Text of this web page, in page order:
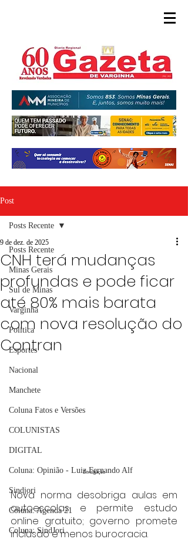
Post
Posts Recente
Minas Gerais
Sul de Minas
Varginha
Política
Esportes
Nacional
Manchete
Coluna Fatos e Versões
COLUNISTAS
DIGITAL
Coluna: Opinião - Luiz Fernando Alf
Sindjori
Coluna: Agenda 21
Coluna: SindJori
Posts Recente
CNH terá mudanças
profundas e pode ficar
até 80% mais barata
com nova resolução do
Contran
9 de dez. de 2025
Divulgação
Nova norma desobriga aulas em
autoescolas e permite estudo
online gratuito; governo promete
inclusão e menos burocracia.